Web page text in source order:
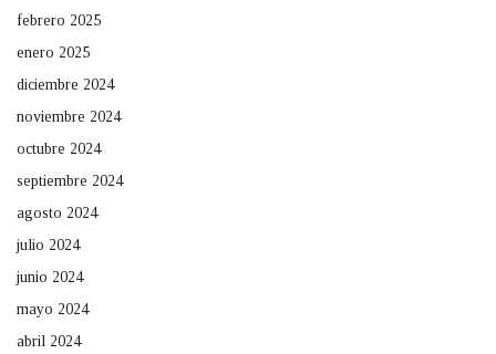
febrero 2025
enero 2025
diciembre 2024
noviembre 2024
octubre 2024
septiembre 2024
agosto 2024
julio 2024
junio 2024
mayo 2024
abril 2024